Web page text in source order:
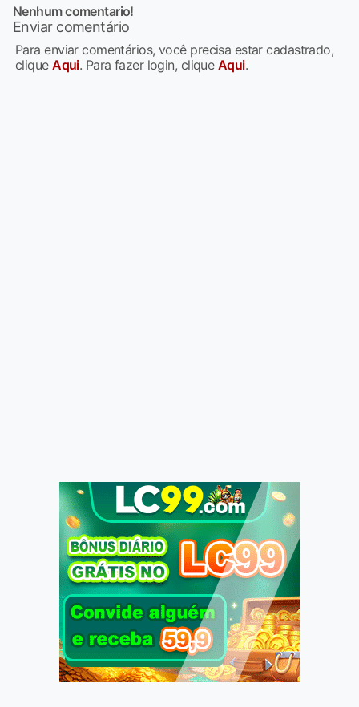
Nenhum comentario!
Enviar comentário
Para enviar comentários, você precisa estar cadastrado,
cliqueAqui. Para fazer login, clique Aqui.